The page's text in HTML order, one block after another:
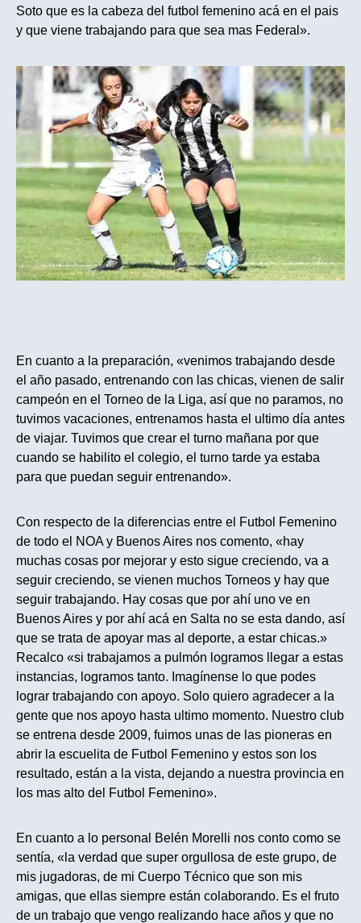
Soto que es la cabeza del futbol femenino acá en el pais
y que viene trabajando para que sea mas Federal».
En cuanto a la preparación, «venimos trabajando desde
el año pasado, entrenando con las chicas, vienen de salir
campeón en el Torneo de la Liga, así que no paramos, no
tuvimos vacaciones, entrenamos hasta el ultimo día antes
de viajar. Tuvimos que crear el turno mañana por que
cuando se habilito el colegio, el turno tarde ya estaba
para que puedan seguir entrenando».
Con respecto de la diferencias entre el Futbol Femenino
de todo el NOA y Buenos Aires nos comento, «hay
muchas cosas por mejorar y esto sigue creciendo, va a
seguir creciendo, se vienen muchos Torneos y hay que
seguir trabajando. Hay cosas que por ahí uno ve en
Buenos Aires y por ahí acá en Salta no se esta dando, así
que se trata de apoyar mas al deporte, a estar chicas.»
Recalco «si trabajamos a pulmón logramos llegar a estas
instancias, logramos tanto. Imagínense lo que podes
lograr trabajando con apoyo. Solo quiero agradecer a la
gente que nos apoyo hasta ultimo momento. Nuestro club
se entrena desde 2009, fuimos unas de las pioneras en
abrir la escuelita de Futbol Femenino y estos son los
resultado, están a la vista, dejando a nuestra provincia en
los mas alto del Futbol Femenino».
En cuanto a lo personal Belén Morelli nos conto como se
sentía, «la verdad que super orgullosa de este grupo, de
mis jugadoras, de mi Cuerpo Técnico que son mis
amigas, que ellas siempre están colaborando. Es el fruto
de un trabajo que vengo realizando hace años y que no